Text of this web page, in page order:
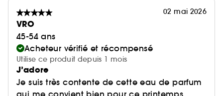
02 mai 2026
VRO
45-54 ans
Acheteur vérifié et récompensé
Utilise ce produit depuis 1 mois
J’adore
Je suis très contente de cette eau de parfum
qui me convient bien pour ce printemps